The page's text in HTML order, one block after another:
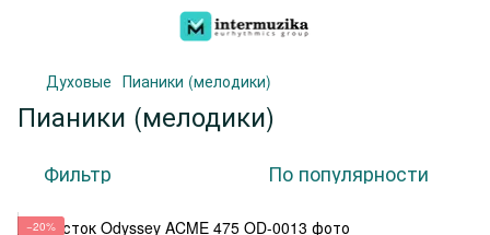
Духовые Пианики (мелодики)
Пианики (мелодики)
Фильтр По популярности
−20%